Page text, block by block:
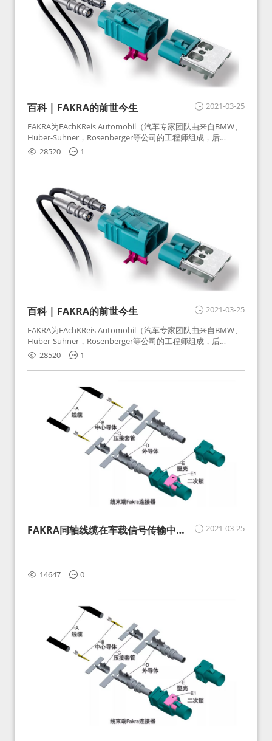
2021-03-25
百科 | FAKRA的前世今生
FAKRA为FAchKReis Automobil（汽车专家团队由来自BMW、
Huber-Suhner，Rosenberger等公司的工程师组成，后
Huber-Suhner相关连接器业务及技术在2010年并入
Rosenberger）缩写。起初为BMW需求用于车载收音机天线连
接，如今FAKRA已成为汽车行业通用标准的射频连接器，被业
28520 1
2021-03-25
百科 | FAKRA的前世今生
FAKRA为FAchKReis Automobil（汽车专家团队由来自BMW、
Huber-Suhner，Rosenberger等公司的工程师组成，后
Huber-Suhner相关连接器业务及技术在2010年并入
Rosenberger）缩写。起初为BMW需求用于车载收音机天线连
接，如今FAKRA已成为汽车行业通用标准的射频连接器，被业
28520 1
2021-03-25
FAKRA同轴线缆在车载信号传输中的
14647 0